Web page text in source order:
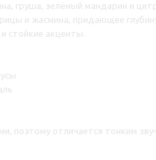
груша, зелёный мандарин и
и жасмина, придающее
стойкие акценты.
поэтому отличается тонким